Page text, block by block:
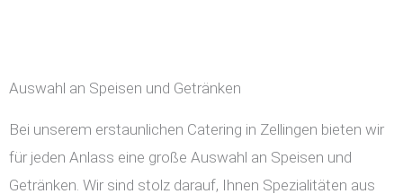
Auswahl an Speisen und Getränken
Bei unserem erstaunlichen Catering in Zellingen bieten wir
für jeden Anlass eine große Auswahl an Speisen und
Getränken. Wir sind stolz darauf, Ihnen Spezialitäten aus